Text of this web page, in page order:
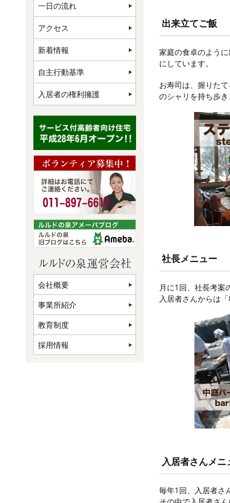
出来立てご飯
家庭の食卓のよう
にしています。
お寿司は、握りた
のシャリを持ち歩
社長メニュー
月に1回、社長考案
入居者さんからは
入居者さんメニ
毎年1回、入居者さ
一日の流れ
アクセス
新着情報
自主行動基準
入居者の権利擁護
会社概要
事業所紹介
教育制度
採用情報